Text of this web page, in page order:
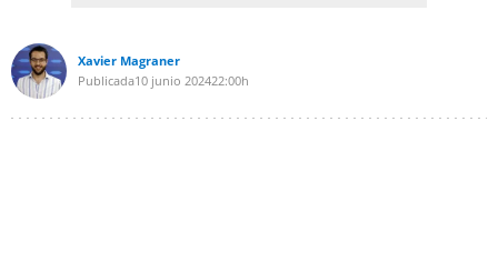
Xavier Magraner
Publicada10 junio 202422:00h